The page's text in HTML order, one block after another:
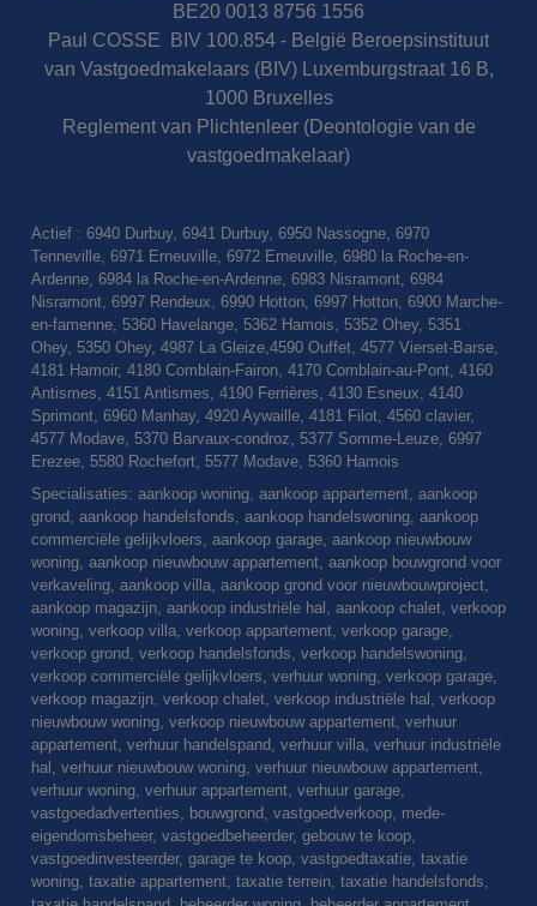
BE20 0013 8756 1556
Paul COSSE BIV 100.854 - België Beroepsinstituut
van Vastgoedmakelaars (BIV) Luxemburgstraat 16 B,
1000 Bruxelles
Reglement van Plichtenleer (Deontologie van de
vastgoedmakelaar)
Actief : 6940 Durbuy, 6941 Durbuy, 6950 Nassogne, 6970
Tenneville, 6971 Erneuville, 6972 Erneuville, 6980 la Roche-en-
Ardenne, 6984 la Roche-en-Ardenne, 6983 Nisramont, 6984
Nisramont, 6997 Rendeux, 6990 Hotton, 6997 Hotton, 6900 Marche-
en-famenne, 5360 Havelange, 5362 Hamois, 5352 Ohey, 5351
Ohey, 5350 Ohey, 4987 La Gleize,4590 Ouffet, 4577 Vierset-Barse,
4181 Hamoir, 4180 Comblain-Fairon, 4170 Comblain-au-Pont, 4160
Antismes, 4151 Antismes, 4190 Ferrières, 4130 Esneux, 4140
Sprimont, 6960 Manhay, 4920 Aywaille, 4181 Filot, 4560 clavier,
4577 Modave, 5370 Barvaux-condroz, 5377 Somme-Leuze, 6997
Erezee, 5580 Rochefort, 5577 Modave, 5360 Hamois
Specialisaties: aankoop woning, aankoop appartement, aankoop
grond, aankoop handelsfonds, aankoop handelswoning, aankoop
commerciële gelijkvloers, aankoop garage, aankoop nieuwbouw
woning, aankoop nieuwbouw appartement, aankoop bouwgrond voor
verkaveling, aankoop villa, aankoop grond voor nieuwbouwproject,
aankoop magazijn, aankoop industriële hal, aankoop chalet, verkoop
woning, verkoop villa, verkoop appartement, verkoop garage,
verkoop grond, verkoop handelsfonds, verkoop handelswoning,
verkoop commerciële gelijkvloers, verhuur woning, verkoop garage,
verkoop magazijn, verkoop chalet, verkoop industriële hal, verkoop
nieuwbouw woning, verkoop nieuwbouw appartement, verhuur
appartement, verhuur handelspand, verhuur villa, verhuur industriële
hal, verhuur nieuwbouw woning, verhuur nieuwbouw appartement,
verhuur woning, verhuur appartement, verhuur garage,
vastgoedadvertenties, bouwgrond, vastgoedverkoop, mede-
eigendomsbeheer, vastgoedbeheerder, gebouw te koop,
vastgoedinvesteerder, garage te koop, vastgoedtaxatie, taxatie
woning, taxatie appartement, taxatie terrein, taxatie handelsfonds,